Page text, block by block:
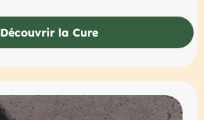
Découvrir la Cure